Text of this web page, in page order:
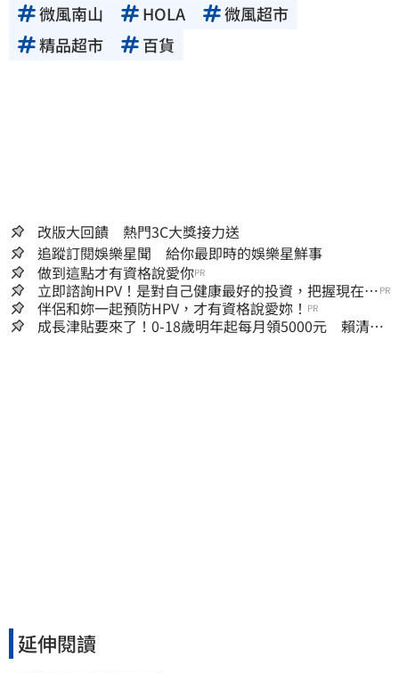
微風南山 HOLA
微風超市
精品超市
百貨
改版大回饋 熱門3C大獎接力送
追蹤訂閱娛樂星聞 給你最即時的娛樂星鮮事
做到這點才有資格說愛你PR
立即諮詢HPV！是對自己健康最好的投資，把握現在不
嫌晚！
PR
伴侶和妳一起預防HPV，才有資格說愛妳！ PR
成長津貼要來了！0-18歲明年起每月領5000元 賴清
延伸閱讀